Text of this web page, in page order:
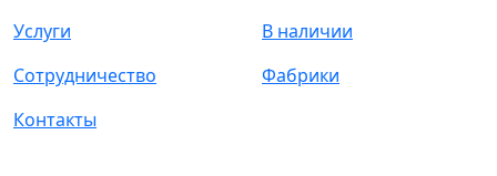
Услуги
Сотрудничество
Контакты
В наличии
Фабрики